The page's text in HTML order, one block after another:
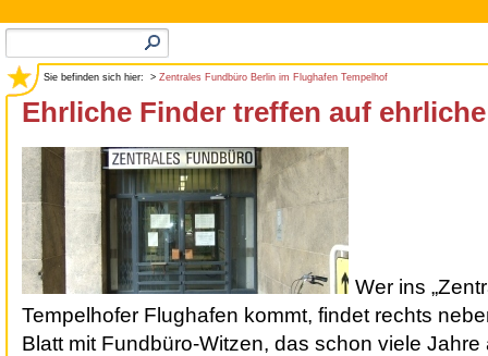
Sie befinden sich hier: > Zentrales Fundbüro Berlin im Flughafen Tempelhof
Ehrliche Finder treffen auf
Wer ins
Tempelhofer Flughafen kommt, findet rechts
Blatt mit Fundbüro-Witzen, das schon viele